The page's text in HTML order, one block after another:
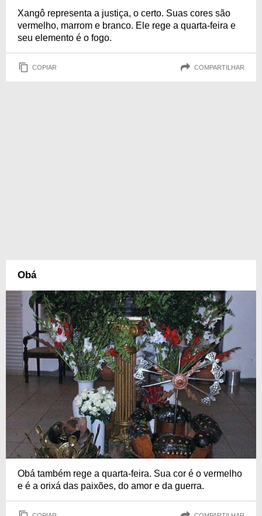
Xangô representa a justiça, o certo. Suas cores são
vermelho, marrom e branco. Ele rege a quarta-feira e
seu elemento é o fogo.
COPIAR COMPARTILHAR
Obá
Obá também rege a quarta-feira. Sua cor é o vermelho
e é a orixá das paixões, do amor e da guerra.